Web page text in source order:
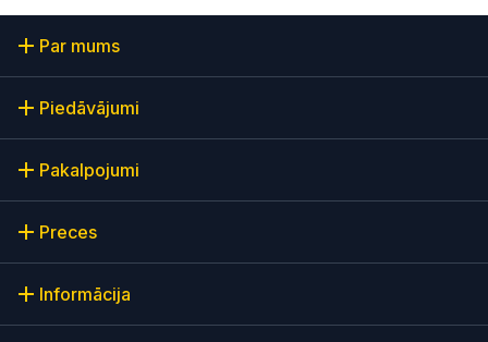
Par mums
Piedāvājumi
Pakalpojumi
Preces
Informācija